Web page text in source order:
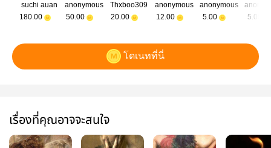
suchi auan
180.00
anonymous
50.00
Thxboo309
20.00
anonymous
12.00
anonymous
5.00
5.00
โดเนทที่นี่
เรื่องที่คุณอาจจะสนใจ